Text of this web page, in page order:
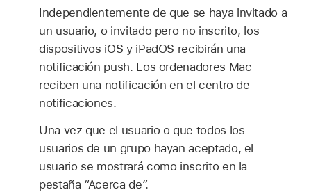
Independientemente de que se haya invitado a
un usuario, o invitado pero no inscrito, los
dispositivos iOS y iPadOS recibirán una
notificación push. Los ordenadores Mac
reciben una notificación en el centro de
notificaciones.
Una vez que el usuario o que todos los
usuarios de un grupo hayan aceptado, el
usuario se mostrará como inscrito en la
pestaña “Acerca de”.